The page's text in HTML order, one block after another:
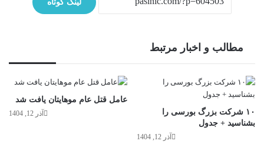
لینک کوتاه
مطالب و اخبار مرتبط
عامل قتل عام موهایتان یافت شد
آذر 12, 1404
۱۰ شرکت بزرگ بورسی را
بشناسید + جدول
آذر 12, 1404